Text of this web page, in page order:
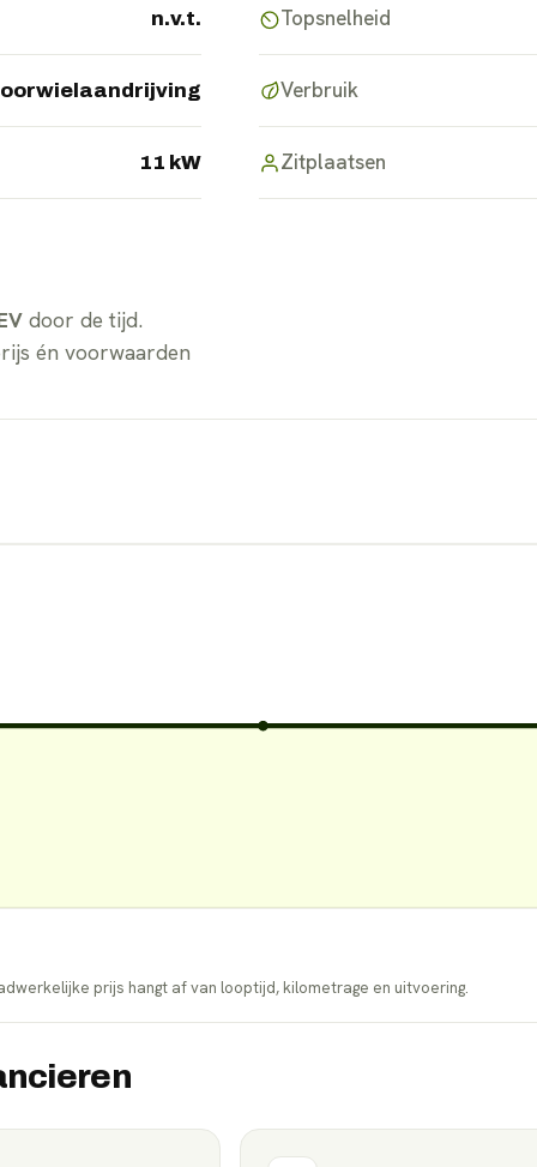
n.v.t. Topsnelheid
Verbruik
11 kW Zitplaatsen
door de tijd.
én voorwaarden
prijs hangt af van looptijd, kilometrage en uitvoering.